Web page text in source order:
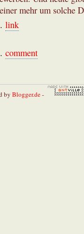
mehr um solche
link
comment
by Blogger.de-